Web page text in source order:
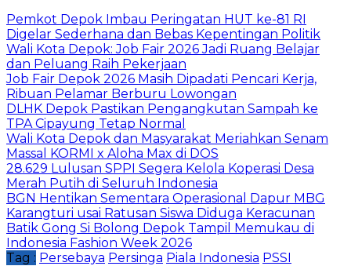
Pemkot Depok Imbau Peringatan HUT ke-81 RI
Digelar Sederhana dan Bebas Kepentingan Politik
Wali Kota Depok: Job Fair 2026 Jadi Ruang Belajar
dan Peluang Raih Pekerjaan
Job Fair Depok 2026 Masih Dipadati Pencari Kerja,
Ribuan Pelamar Berburu Lowongan
DLHK Depok Pastikan Pengangkutan Sampah ke
TPA Cipayung Tetap Normal
Wali Kota Depok dan Masyarakat Meriahkan Senam
Massal KORMI x Aloha Max di DOS
28.629 Lulusan SPPI Segera Kelola Koperasi Desa
Merah Putih di Seluruh Indonesia
BGN Hentikan Sementara Operasional Dapur MBG
Karangturi usai Ratusan Siswa Diduga Keracunan
Batik Gong Si Bolong Depok Tampil Memukau di
Indonesia Fashion Week 2026
Tag : Persebaya Persinga Piala Indonesia PSSI